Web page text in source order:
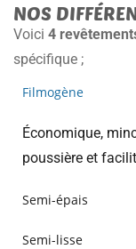
NOS
Voici 4
spécifique ;
Filmogène
Économique,
poussière et
Semi-épais
Semi-lisse